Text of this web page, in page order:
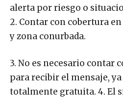
alerta por riesgo o
2. Contar con cobertura
y zona conurbada.
3. No es necesario contar
para recibir el mensaje,
totalmente gratuita. 4. El